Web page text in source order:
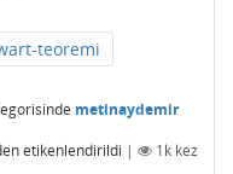
teoremi
metinaydemir
etikenlendirildi | 1k kez